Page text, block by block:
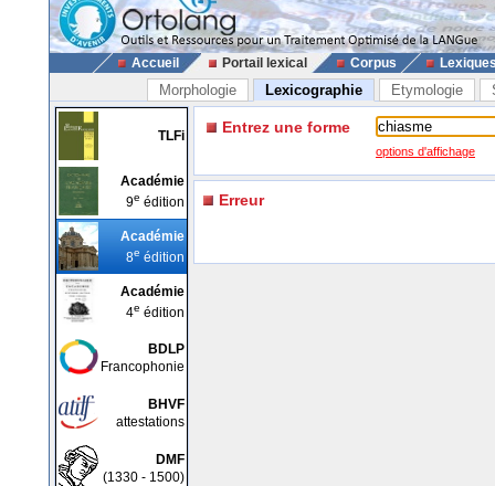
Accueil Portail lexical Corpus
Morphologie Lexicographie Etymologie
TLFi
Académie
9e édition
Académie
8e édition
Académie
4e édition
BDLP
Francophonie
BHVF
attestations
DMF
(1330 - 1500)
Entrez une forme
options d'affichage
Erreur